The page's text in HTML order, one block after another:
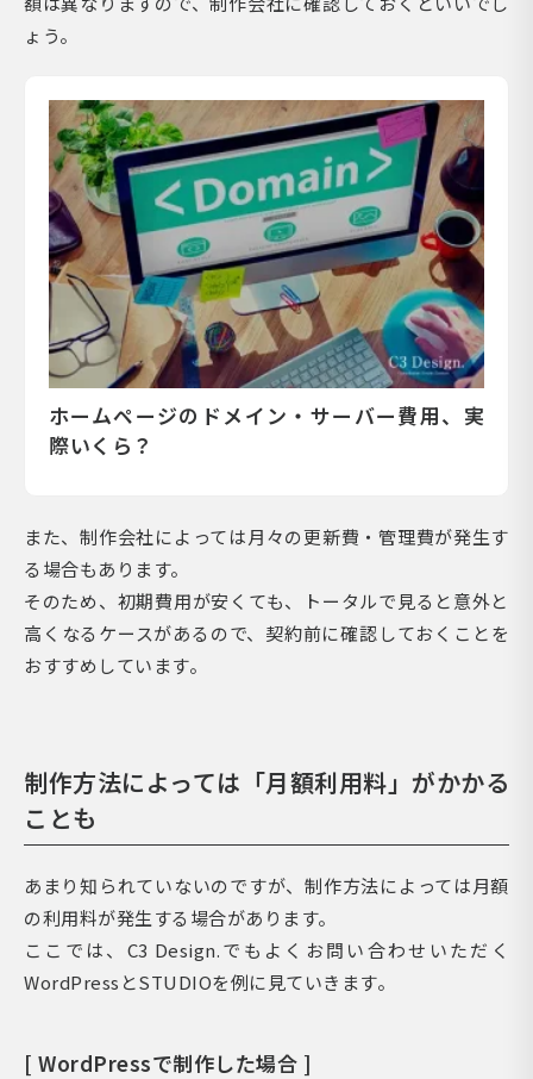
ょう。
ホームページのドメイン・サーバー費用、実
際いくら？
また、制作会社によっては月々の更新費・管理費が発生す
る場合もあります。
そのため、初期費用が安くても、トータルで見ると意外と
高くなるケースがあるので、契約前に確認しておくことを
おすすめしています。
制作方法によっては「月額利用料」がかかる
ことも
あまり知られていないのですが、制作方法によっては月額
の利用料が発生する場合があります。
ここでは、C3 Design.でもよくお問い合わせいただく
WordPressとSTUDIOを例に見ていきます。
[ WordPressで制作した場合 ]